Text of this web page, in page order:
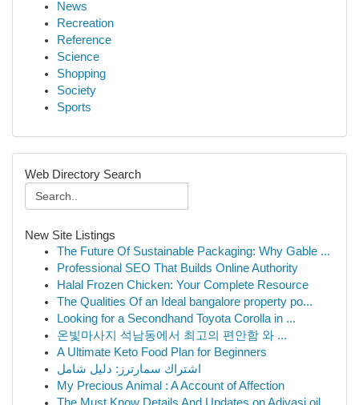
News
Recreation
Reference
Science
Shopping
Society
Sports
Web Directory Search
New Site Listings
The Future Of Sustainable Packaging: Why Gable ...
Professional SEO That Builds Online Authority
Halal Frozen Chicken: Your Complete Resource
The Qualities Of an Ideal bangalore property po...
Looking for a Secondhand Toyota Corolla in ...
온빛마사지 석남동에서 최고의 편안함 와 ...
A Ultimate Keto Food Plan for Beginners
اشتراك سمارترز: دليل شامل
My Precious Animal : A Account of Affection